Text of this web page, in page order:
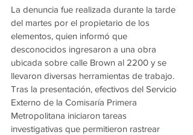
La denuncia fue realizada durante la tarde
del martes por el propietario de los
elementos, quien informó que
desconocidos ingresaron a una obra
ubicada sobre calle Brown al 2200 y se
llevaron diversas herramientas de trabajo.
Tras la presentación, efectivos del Servicio
Externo de la Comisaría Primera
Metropolitana iniciaron tareas
investigativas que permitieron rastrear